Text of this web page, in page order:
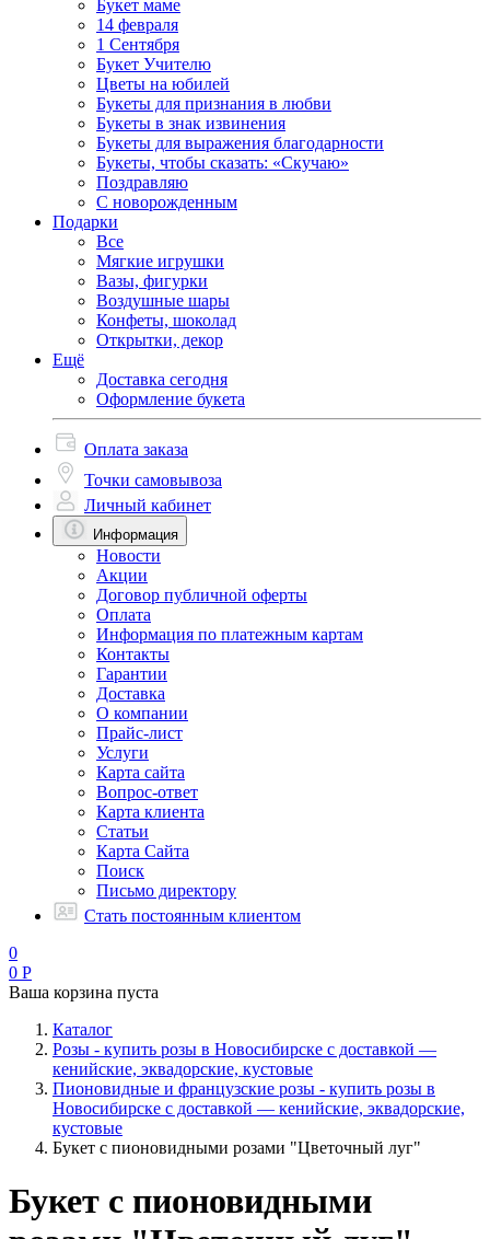
Букет маме
14 февраля
1 Сентября
Букет Учителю
Цветы на юбилей
Букеты для признания в любви
Букеты в знак извинения
Букеты для выражения благодарности
Букеты, чтобы сказать: «Скучаю»
Поздравляю
С новорожденным
Подарки
Все
Мягкие игрушки
Вазы, фигурки
Воздушные шары
Конфеты, шоколад
Открытки, декор
Ещё
Доставка сегодня
Оформление букета
Оплата заказа
Точки самовывоза
Личный кабинет
Информация
Новости
Акции
Договор публичной оферты
Оплата
Информация по платежным картам
Контакты
Гарантии
Доставка
О компании
Прайс-лист
Услуги
Карта сайта
Вопрос-ответ
Карта клиента
Статьи
Карта Сайта
Поиск
Письмо директору
Стать постоянным клиентом
0
0 Р
Ваша корзина пуста
Каталог
Розы - купить розы в Новосибирске с доставкой —
кенийские, эквадорские, кустовые
Пионовидные и французские розы - купить розы в
Новосибирске с доставкой — кенийские, эквадорские,
кустовые
Букет с пионовидными розами "Цветочный луг"
Букет с пионовидными